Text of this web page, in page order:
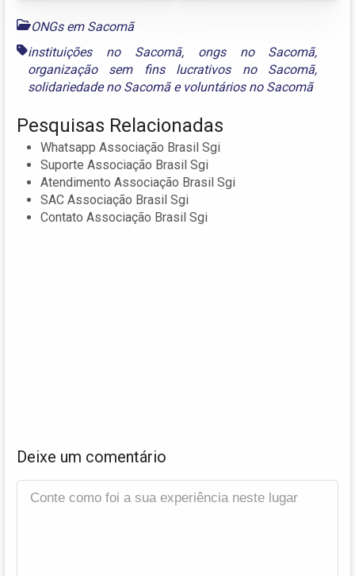
ONGs em Sacomã
instituições no Sacomã, ongs no Sacomã,
organização sem fins lucrativos no Sacomã,
solidariedade no Sacomãe voluntários no Sacomã
Pesquisas Relacionadas
Whatsapp Associação Brasil Sgi
Suporte Associação Brasil Sgi
Atendimento Associação Brasil Sgi
SAC Associação Brasil Sgi
Contato Associação Brasil Sgi
Deixe um comentário